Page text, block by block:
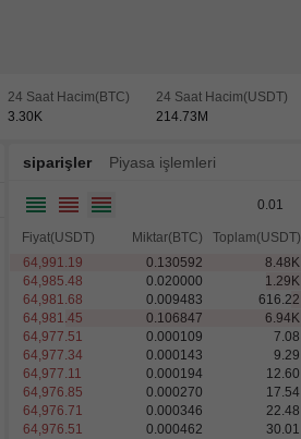
24 Saat Hacim(BTC)
3.30 K
24 Saat Hacim(USDT)
214.73 M
siparişler Piyasa işlemleri
0.01
Fiyat(USDT) Miktar(BTC)
Toplam(USDT)
64,991.19
0.130592 8.48 K
64,985.48
0.020000 1.29 K
64,981.68
0.009483
616.22
64,981.45
0.106847 6.94 K
64,977.51
0.000109
7.08
64,977.34
0.000143
9.29
64,977.11
0.000194
12.60
64,976.85
0.000270
17.54
64,976.71
0.000346
22.48
64,976.51
0.000462
30.01